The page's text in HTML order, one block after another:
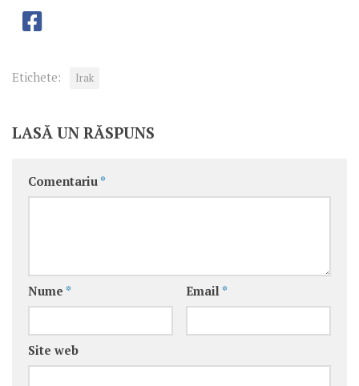
Etichete: Irak
LASĂ UN RĂSPUNS
Comentariu *
Nume * Email *
Site web